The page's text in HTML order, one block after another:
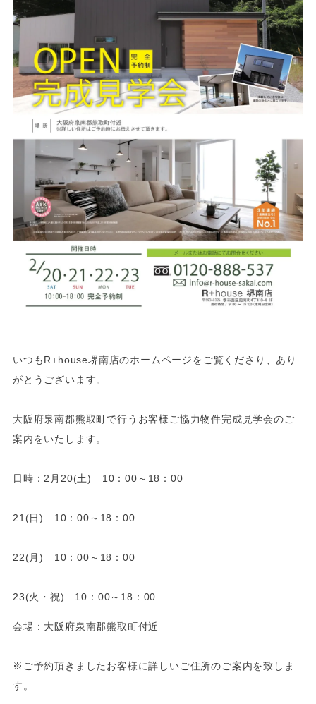
いつもR+house堺南店のホームページをご覧くださり、あり
がとうございます。
大阪府泉南郡熊取町で行うお客様ご協力物件完成見学会のご
案内をいたします。
日時：2月20(土) 10：00～18：00
21(日) 10：00～18：00
22(月) 10：00～18：00
23(火・祝) 10：00～18：00
会場：大阪府泉南郡熊取町付近
※ご予約頂きましたお客様に詳しいご住所のご案内を致しま
す。